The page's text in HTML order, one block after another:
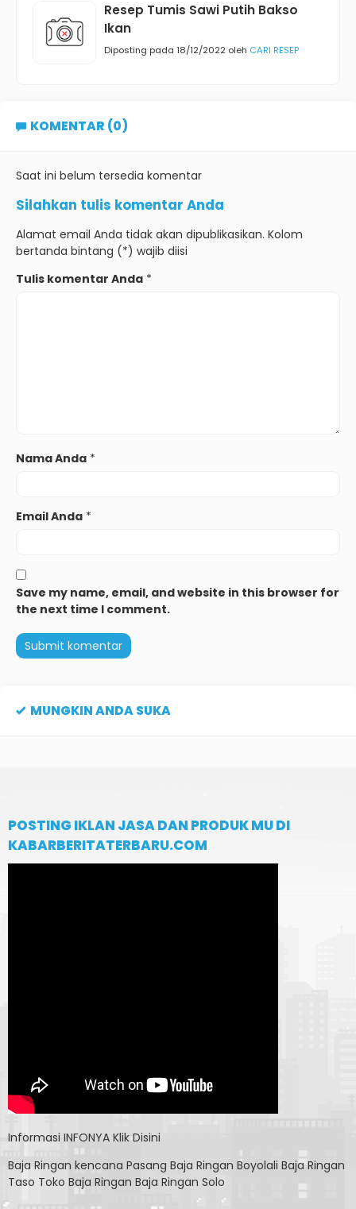
Resep Tumis Sawi Putih Bakso
Ikan
Diposting pada 18/12/2022 oleh CARI RESEP
KOMENTAR (0)
Saat ini belum tersedia komentar
Silahkan tulis komentar Anda
Alamat email Anda tidak akan dipublikasikan. Kolom
bertanda bintang (*) wajib diisi
Tulis komentar Anda *
Nama Anda *
Email Anda *
Save my name, email, and website in this browser for
the next time I comment.
MUNGKIN ANDA SUKA
POSTING IKLAN JASA DAN PRODUK MU DI
KABARBERITATERBARU.COM
Informasi INFONYA Klik Disini
Baja Ringan kencana Pasang Baja Ringan Boyolali Baja Ringan
Taso Toko Baja Ringan Baja Ringan Solo